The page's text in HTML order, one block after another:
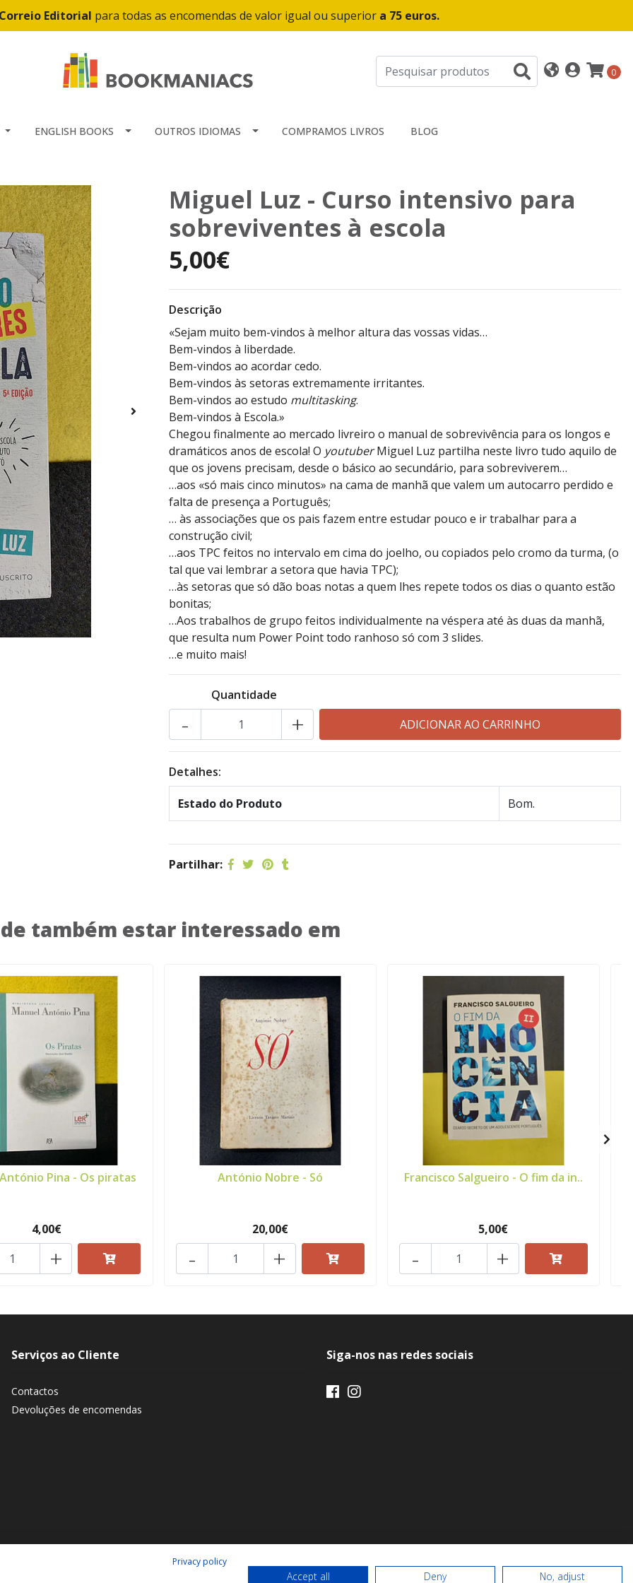
Editorial para todas as encomendas de valor igual ou superior a 75 euros.
0
ENGLISH BOOKS OUTROS IDIOMAS COMPRAMOS LIVROS BLOG
Miguel Luz - Curso intensivo para
sobreviventes à escola
5,00€
Descrição
«Sejam muito bem-vindos à melhor altura das vossas vidas…
Bem-vindos à liberdade.
Bem-vindos ao acordar cedo.
Bem-vindos às setoras extremamente irritantes.
Bem-vindos ao estudo multitasking.
Bem-vindos à Escola.»
Chegou finalmente ao mercado livreiro o manual de sobrevivência para os longos e
dramáticos anos de escola! O youtuberMiguel Luz partilha neste livro tudo aquilo de
que os jovens precisam, desde o básico ao secundário, para sobreviverem…
…aos «só mais cinco minutos» na cama de manhã que valem um autocarro perdido e
falta de presença a Português;
… às associações que os pais fazem entre estudar pouco e ir trabalhar para a
construção civil;
…aos TPC feitos no intervalo em cima do joelho, ou copiados pelo cromo da turma, (o
tal que vai lembrar a setora que havia TPC);
…às setoras que só dão boas notas a quem lhes repete todos os dias o quanto estão
bonitas;
…Aos trabalhos de grupo feitos individualmente na véspera até às duas da manhã,
que resulta num Power Point todo ranhoso só com 3 slides.
…e muito mais!
Quantidade
+
-
Detalhes:
Estado do Produto Bom.
Partilhar:
também estar interessado em
Pina - Os piratas
4,00€
+
António Nobre - Só
20,00€
+
-
Francisco Salgueiro - O fim da in..
5,00€
+
-
Serviços ao Cliente
Contactos
Devoluções de encomendas
Siga-nos nas redes sociais
Privacy policy
Accept all Deny No, adjust